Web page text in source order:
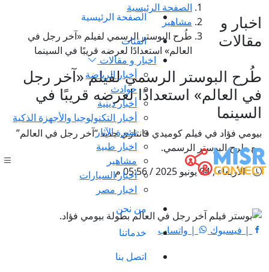
الصفحة الرئيسية
الفئات
اخبار و مقالات
أخبار الرياضة
حوادث
أخبار دينية
أخبار التكنولوجيا والأجهزة الذكية
نشرة الآثار
اخبار طبية
مشاهير
اخبار السيارات
اخبار مصر
من نحن
خدماتنا
اتصل بنا
اخبار و
مقالات
الصفحة الرئيسية
مشاهير
طُرح البوستر الرسمي لفيلم «آخر رجل في
العالم» استعدادًا لعرضه قريبًا في السينما
طُرح البوستر الرسمي لفيلم «آخر رجل
في العالم» استعدادًا لعرضه قريبًا في
السينما
بيومي فؤاد في فيلم كوميدي فانتازي جديد “آخر رجل في العالم”
مع طرح البوستر الرسمي.
الأربعاء , 04 يونيو 2025 / 05:56 م
| فيسبوك | واتساب